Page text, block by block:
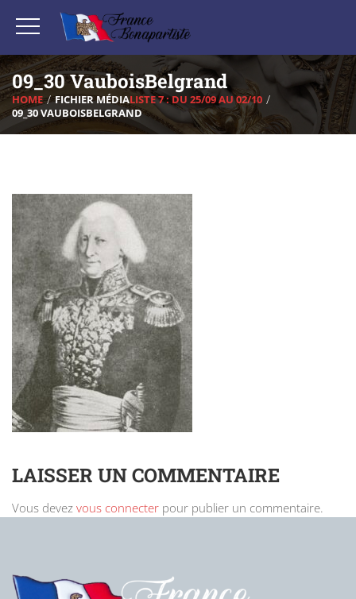
09_30 VauboisBelgrand
HOME FICHIER MÉDIALISTE 7 : DU 25/09 AU 02/10
09_30 VAUBOISBELGRAND
LAISSER UN COMMENTAIRE
Vous devez vous connecter pour publier un commentaire.